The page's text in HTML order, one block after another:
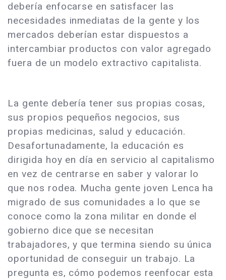
debería enfocarse en satisfacer las
necesidades inmediatas de la gente y los
mercados deberían estar dispuestos a
intercambiar productos con valor agregado
fuera de un modelo extractivo capitalista.
La gente debería tener sus propias cosas,
sus propios pequeños negocios, sus
propias medicinas, salud y educación.
Desafortunadamente, la educación es
dirigida hoy en día en servicio al capitalismo
en vez de centrarse en saber y valorar lo
que nos rodea. Mucha gente joven Lenca ha
migrado de sus comunidades a lo que se
conoce como la zona militar en donde el
gobierno dice que se necesitan
trabajadores, y que termina siendo su única
oportunidad de conseguir un trabajo. La
pregunta es, cómo podemos reenfocar esta